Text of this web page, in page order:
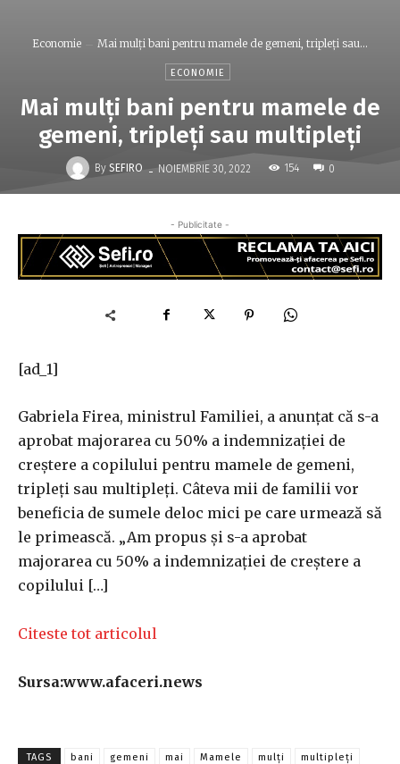
Economie Mai mulți bani pentru mamele de gemeni, tripleți sau...
ECONOMIE
Mai mulți bani pentru mamele de
gemeni, tripleți sau multipleți
By SEFIRO - NOIEMBRIE 30, 2022 154 0
- Publicitate -
[ad_1]
Gabriela Firea, ministrul Familiei, a anunțat că s-a
aprobat majorarea cu 50% a indemnizației de
creștere a copilului pentru mamele de gemeni,
tripleți sau multipleți. Câteva mii de familii vor
beneficia de sumele deloc mici pe care urmează să
le primească. „Am propus și s-a aprobat
majorarea cu 50% a indemnizației de creștere a
copilului […]
Citeste tot articolul
Sursa:www.afaceri.news
TAGS bani gemeni mai Mamele mulți
multipleți